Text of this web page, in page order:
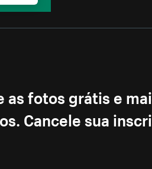
as fotos grátis e
Cancele sua